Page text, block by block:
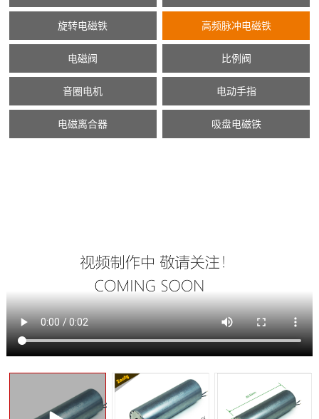
旋转电磁铁 高频脉冲电磁铁
电磁阀 比例阀
音圈电机 电动手指
电磁离合器 吸盘电磁铁